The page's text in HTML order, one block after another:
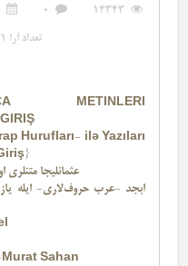
14343
0
تعداد آرا 1
METINLERI
Hurufları- ilə Yazıları
عثمانلیجا
ابجد -عرب حروف‌لاری- ایله
Sahan